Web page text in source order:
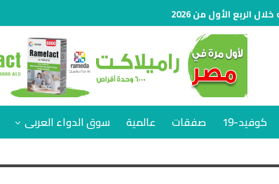
كوفيد-19 صفقات عالمية سوق الدواء العربى